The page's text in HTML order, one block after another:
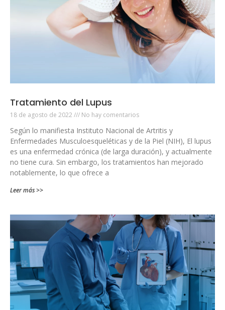
Tratamiento del Lupus
18 de agosto de 2022 No hay comentarios
Según lo manifiesta Instituto Nacional de Artritis y
Enfermedades Musculoesqueléticas y de la Piel (NIH), El lupus
es una enfermedad crónica (de larga duración), y actualmente
no tiene cura. Sin embargo, los tratamientos han mejorado
notablemente, lo que ofrece a
Leer más >>